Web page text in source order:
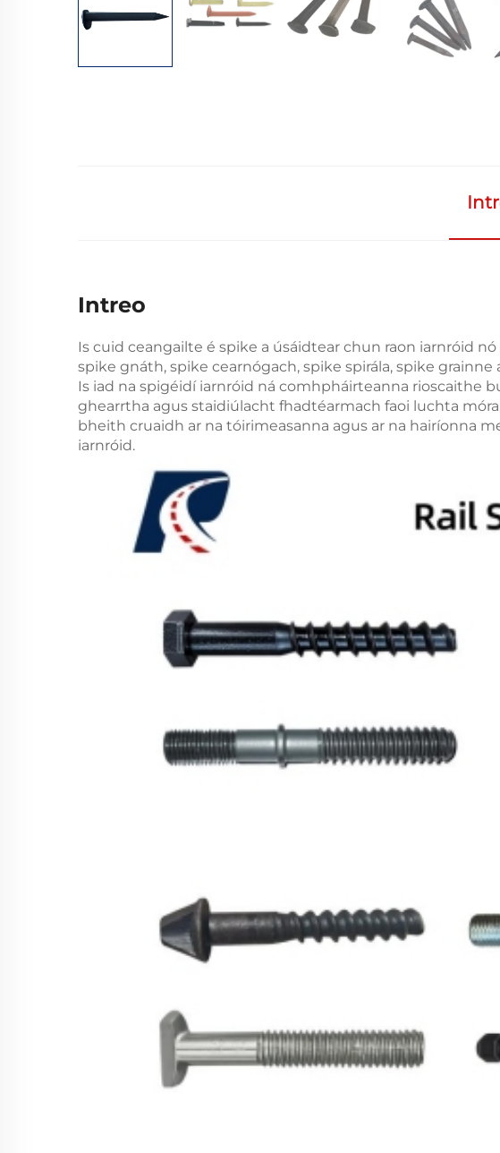
Intreo
Is cuid ceangailte é spike a úsáidtear chun raon iarnróid
spike gnáth, spike cearnógach, spike spirála, spike grainne
Is iad na spigéidí iarnróid ná comhpháirteanna rioscaithe
ghearrtha agus staidiúlacht fhadtéarmach faoi luchta
bheith cruaidh ar na tóirimeasanna agus ar na hairíonna
iarnróid.